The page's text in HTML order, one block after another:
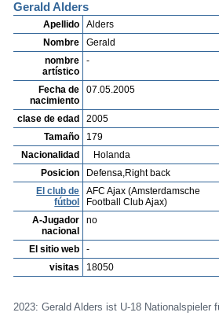
Gerald Alders
Apellido
Alders
Nombre
Gerald
nombre
artístico
-
Fecha de
nacimiento
07.05.2005
clase de edad
2005
Tamaño
179
Nacionalidad
Holanda
Posicion
Defensa,Right back
El club de
fútbol
AFC Ajax (Amsterdamsche
Football Club Ajax)
A-Jugador
nacional
no
El sitio web
-
visitas
18050
2023: Gerald Alders ist U-18 Nationalspieler